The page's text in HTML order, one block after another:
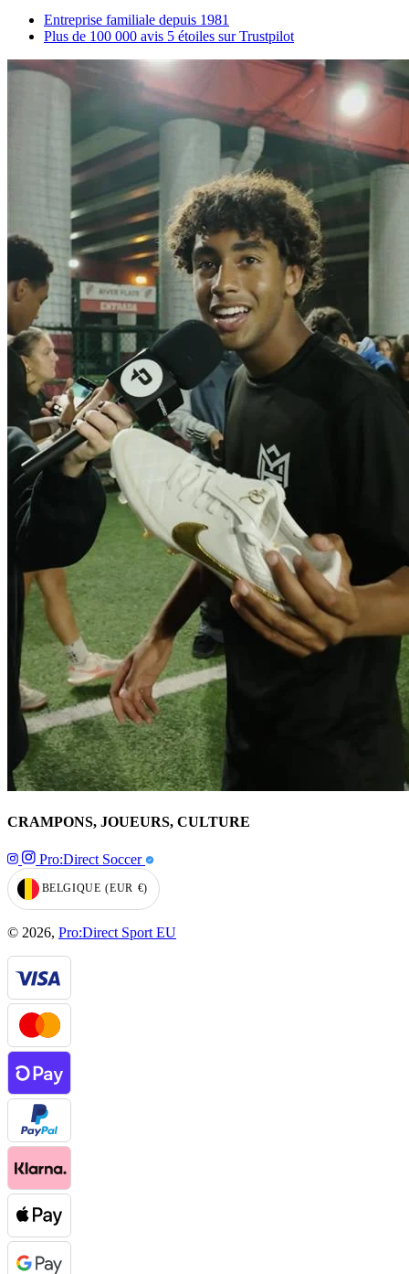
Entreprise familiale depuis 1981
Plus de 100 000 avis 5 étoiles sur Trustpilot
CRAMPONS, JOUEURS, CULTURE
Pro:Direct Soccer
GEOLOCATION BUTTON: BELGIQUE, EUR, €
BELGIQUE (EUR €)
© 2026, Pro:Direct Sport EU